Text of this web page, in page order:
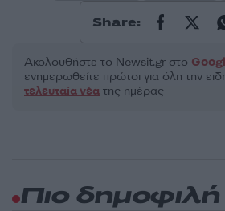
Share:
Ακολουθήστε το Νewsit.gr στο
ενημερωθείτε πρώτοι για όλη την
τελευταία νέα της ημέρας
Πιο δημοφιλή